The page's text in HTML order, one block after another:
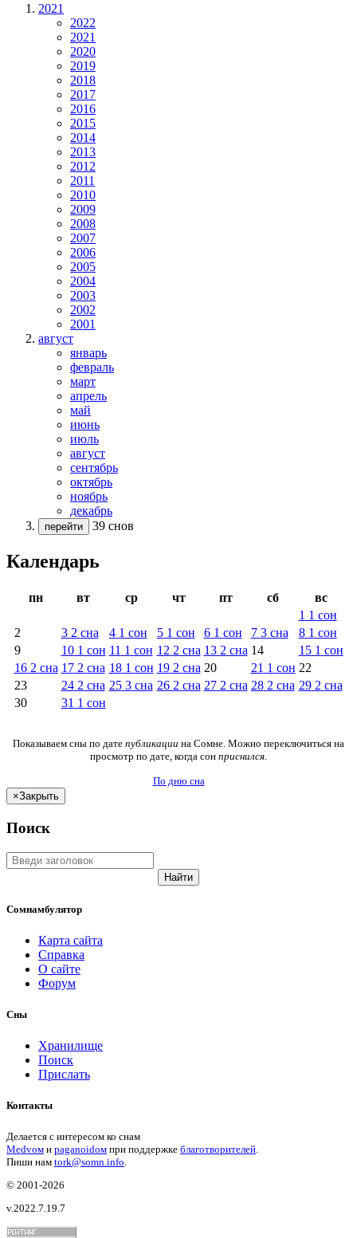
2021
2022
2021
2020
2019
2018
2017
2016
2015
2014
2013
2012
2011
2010
2009
2008
2007
2006
2005
2004
2003
2002
2001
август
январь
февраль
март
апрель
май
июнь
июль
август
сентябрь
октябрь
ноябрь
декабрь
перейти 39 снов
Календарь
пн вт ср чт пт сб
вс
1 1 сон
2
3 2 сна 4 1 сон 5 1 сон 6 1 сон 7 3 сна 8 1 сон
9
10 1 сон 11 1 сон 12 2 сна 13 2 сна 14 15 1 сон
16 2 сна 17 2 сна 18 1 сон 19 2 сна 20 21 1 сон 22
23
24 2 сна 25 3 сна 26 2 сна 27 2 сна 28 2 сна 29 2 сна
30
31 1 сон
Показываем сны по дате публикации на Сомне. Можно переключиться на
просмотр по дате, когда сон приснился
По дню сна
×Закрыть
Поиск
Найти
Сомнамбулятор
Карта сайта
Справка
О сайте
Форум
Сны
Хранилище
Поиск
Прислать
Контакты
Делается с интересом ко снам
Medvом и paganoidом при поддержке благотворителей
Пиши нам tork@somn.info
© 2001 -2026
v.2022.7.19.7